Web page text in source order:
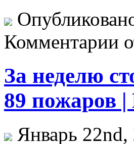
Комментарии
За неделю
89 пожаров
Январь 22nd,